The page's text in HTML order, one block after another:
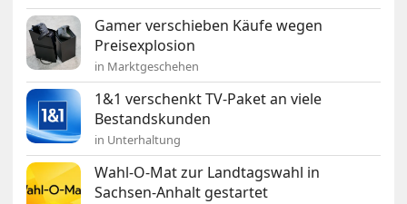
Gamer verschieben Käufe wegen
Preisexplosion
in Marktgeschehen
1&1 verschenkt TV-Paket an viele
Bestandskunden
in Unterhaltung
Wahl-O-Mat zur Landtagswahl in
Sachsen-Anhalt gestartet